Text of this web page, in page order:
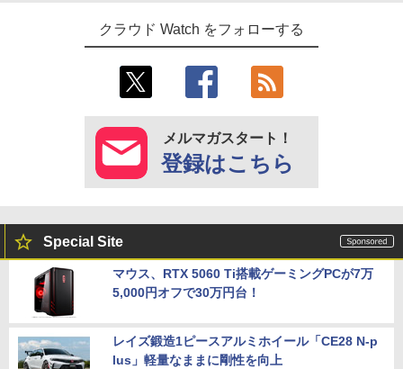
クラウド Watch をフォローする
メルマガスタート！
登録はこちら
Special Site
マウス、RTX 5060 Ti搭載ゲーミングPCが7万
5,000円オフで30万円台！
レイズ鍛造1ピースアルミホイール「CE28 N-p
lus」軽量なままに剛性を向上